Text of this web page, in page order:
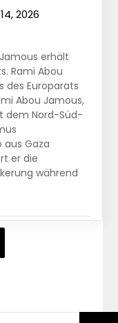
2026
erhält
Rami Abou
des Europarats
Abou Jamous,
dem Nord-Süd-
aus Gaza
er die
während